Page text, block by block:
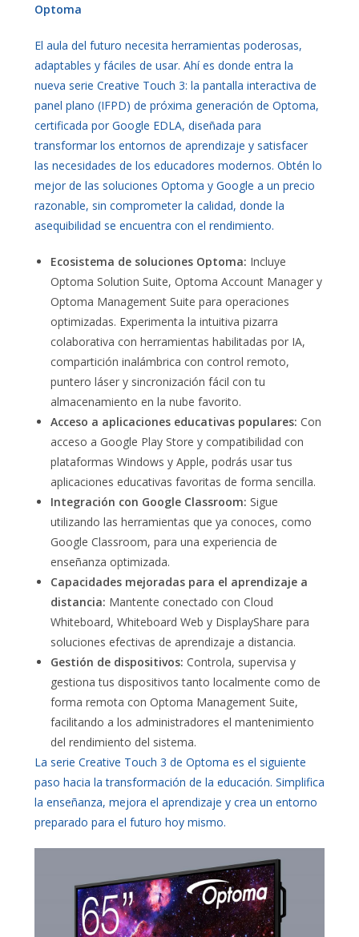
Optoma
El aula del futuro necesita herramientas poderosas,
adaptables y fáciles de usar. Ahí es donde entra la
nueva serie Creative Touch 3: la pantalla interactiva de
panel plano (IFPD) de próxima generación de Optoma,
certificada por Google EDLA, diseñada para
transformar los entornos de aprendizaje y satisfacer
las necesidades de los educadores modernos. Obtén lo
mejor de las soluciones Optoma y Google a un precio
razonable, sin comprometer la calidad, donde la
asequibilidad se encuentra con el rendimiento.
Ecosistema de soluciones Optoma: Incluye
Optoma Solution Suite, Optoma Account Manager y
Optoma Management Suite para operaciones
optimizadas. Experimenta la intuitiva pizarra
colaborativa con herramientas habilitadas por IA,
compartición inalámbrica con control remoto,
puntero láser y sincronización fácil con tu
almacenamiento en la nube favorito.
Acceso a aplicaciones educativas populares: Con
acceso a Google Play Store y compatibilidad con
plataformas Windows y Apple, podrás usar tus
aplicaciones educativas favoritas de forma sencilla.
Integración con Google Classroom: Sigue
utilizando las herramientas que ya conoces, como
Google Classroom, para una experiencia de
enseñanza optimizada.
Capacidades mejoradas para el aprendizaje a
distancia: Mantente conectado con Cloud
Whiteboard, Whiteboard Web y DisplayShare para
soluciones efectivas de aprendizaje a distancia.
Gestión de dispositivos: Controla, supervisa y
gestiona tus dispositivos tanto localmente como de
forma remota con Optoma Management Suite,
facilitando a los administradores el mantenimiento
del rendimiento del sistema.
La serie Creative Touch 3 de Optoma es el siguiente
paso hacia la transformación de la educación. Simplifica
la enseñanza, mejora el aprendizaje y crea un entorno
preparado para el futuro hoy mismo.